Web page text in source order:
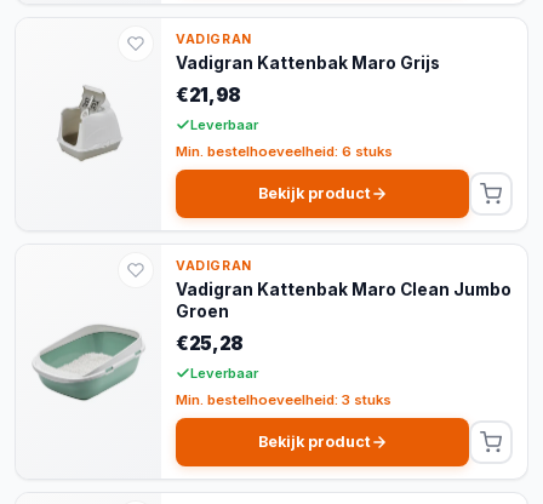
VADIGRAN
Vadigran Kattenbak Maro Grijs
€21,98
Leverbaar
Min. bestelhoeveelheid: 6 stuks
Bekijk product
VADIGRAN
Vadigran Kattenbak Maro Clean Jumbo
Groen
€25,28
Leverbaar
Min. bestelhoeveelheid: 3 stuks
Bekijk product